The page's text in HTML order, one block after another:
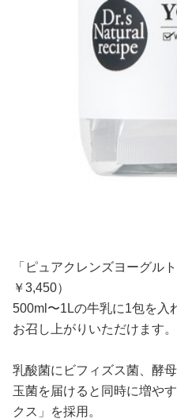
「ピュアクレンズヨーグ
￥3,450）
500ml〜1Lの牛乳に1包を
お召し上がりいただけます。
乳酸菌にビフィズス菌、酵
玉菌を届けると同時に増や
クス」を採用。